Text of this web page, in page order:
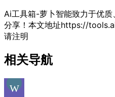
Ai工具箱-萝卜智能致力于优
分享！ 本文地址https://
请注明
相关导航